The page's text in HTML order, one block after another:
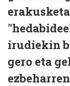
irudiekin
gero eta